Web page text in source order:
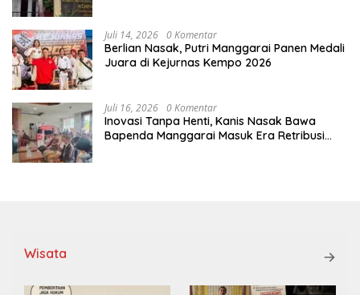
Juli 14, 2026 0 Komentar
Berlian Nasak, Putri Manggarai Panen Medali
Juara di Kejurnas Kempo 2026
Juli 16, 2026 0 Komentar
Inovasi Tanpa Henti, Kanis Nasak Bawa
Bapenda Manggarai Masuk Era Retribusi
Wisata